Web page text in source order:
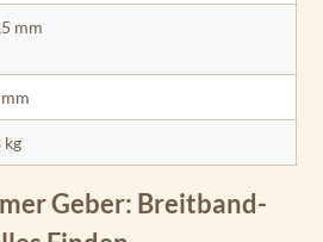
mm
kg
Geber: Breitband-